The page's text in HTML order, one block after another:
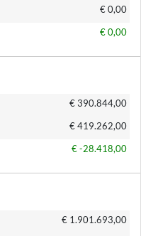
€ 0,00
€ 0,00
€ 390.844,00
€ 419.262,00
€ -28.418,00
€ 1.901.693,00